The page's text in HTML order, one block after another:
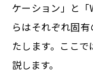
ケーション」と
らはそれぞれ固
たします。ここ
説します。